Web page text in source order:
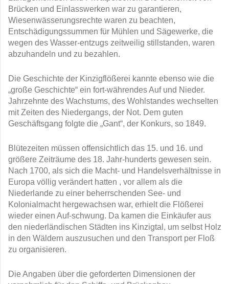
Brücken und Einlasswerken war zu garantieren,
Wiesenwässerungsrechte waren zu beachten,
Entschädigungssummen für Mühlen und Sägewerke, die
wegen des Wasser-entzugs zeitweilig stillstanden, waren
abzuhandeln und zu bezahlen.
Die Geschichte der Kinzigflößerei kannte ebenso wie die
„große Geschichte“ ein fort-währendes Auf und Nieder.
Jahrzehnte des Wachstums, des Wohlstandes wechselten
mit Zeiten des Niedergangs, der Not. Dem guten
Geschäftsgang folgte die „Gant“, der Konkurs, so 1849.
Blütezeiten müssen offensichtlich das 15. und 16. und
größere Zeiträume des 18. Jahr-hunderts gewesen sein.
Nach 1700, als sich die Macht- und Handelsverhältnisse in
Europa völlig verändert hatten , vor allem als die
Niederlande zu einer beherrschenden See- und
Kolonialmacht hergewachsen war, erhielt die Flößerei
wieder einen Auf-schwung. Da kamen die Einkäufer aus
den niederländischen Städten ins Kinzigtal, um selbst Holz
in den Wäldern auszusuchen und den Transport per Floß
zu organisieren.
Die Angaben über die geforderten Dimensionen der